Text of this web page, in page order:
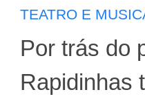
TEATRO E
Por trás do
Rapidinhas